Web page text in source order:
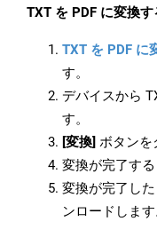
TXT を PDF に変換す
TXT を PDF に
す。
デバイスから
す。
[変換] ボタンを
変換が完了する
変換が完了し
ンロードします